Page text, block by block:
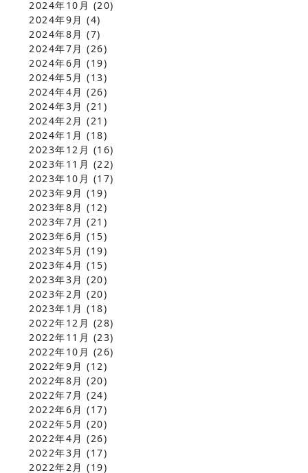
2024年10月 (20)
2024年9月 (4)
2024年8月 (7)
2024年7月 (26)
2024年6月 (19)
2024年5月 (13)
2024年4月 (26)
2024年3月 (21)
2024年2月 (21)
2024年1月 (18)
2023年12月 (16)
2023年11月 (22)
2023年10月 (17)
2023年9月 (19)
2023年8月 (12)
2023年7月 (21)
2023年6月 (15)
2023年5月 (19)
2023年4月 (15)
2023年3月 (20)
2023年2月 (20)
2023年1月 (18)
2022年12月 (28)
2022年11月 (23)
2022年10月 (26)
2022年9月 (12)
2022年8月 (20)
2022年7月 (24)
2022年6月 (17)
2022年5月 (20)
2022年4月 (26)
2022年3月 (17)
2022年2月 (19)